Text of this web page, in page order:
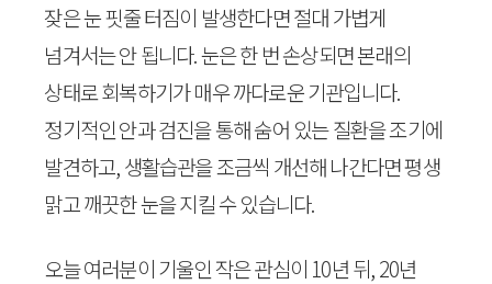
잦은 눈 핏줄 터짐이 발생한다면 절대 가볍게
넘겨서는 안 됩니다. 눈은 한 번 손상되면 본래의
상태로 회복하기가 매우 까다로운 기관입니다.
정기적인 안과 검진을 통해 숨어 있는 질환을 조기에
발견하고, 생활습관을 조금씩 개선해 나간다면 평생
맑고 깨끗한 눈을 지킬 수 있습니다.
오늘 여러분이 기울인 작은 관심이 10년 뒤, 20년